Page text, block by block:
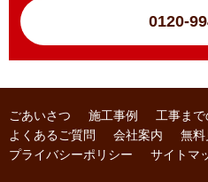
0120-
ごあいさつ 施工事例 工事ま
よくあるご質問
会社案内
無料
プライバシーポリシー
サイトマ